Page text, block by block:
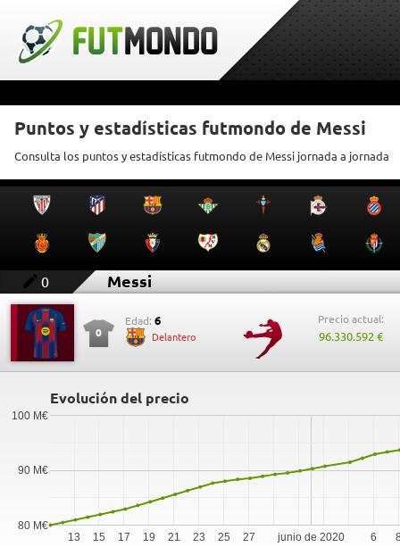
Puntos y estadísticas futmondo de Messi
Consulta los puntos y estadísticas futmondo de Messi jornada a jornada
0 Messi
0
Edad: 6
Delantero
Precio actual:
96.330.592 €
Evolución del precio
junio de 2020
13 15 17 19 21 23 25 27 6
80 M€
90 M€
100 M€